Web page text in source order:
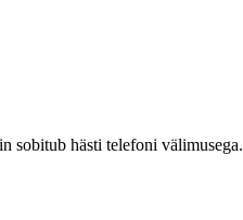
sobitub hästi telefoni välimusega.